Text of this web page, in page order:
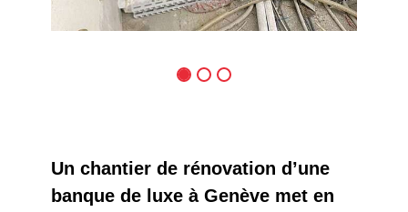
Un chantier de rénovation d’une
banque de luxe à Genève met en